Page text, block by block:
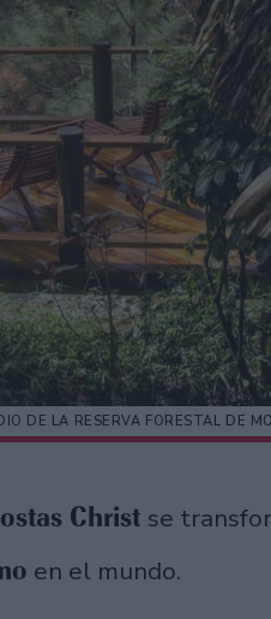
DE LA RESERVA FORESTAL DE
Christ se
en el mundo.